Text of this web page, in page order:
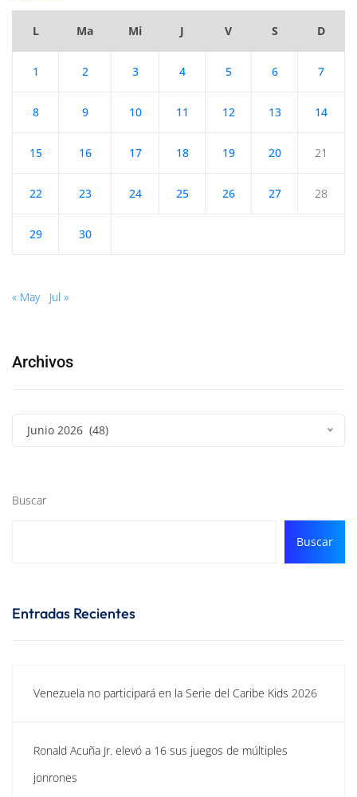
L Ma Mi J V S D
1 2 3 4 5 6 7
8 9 10 11 12 13 14
15 16 17 18 19 20 21
22 23 24 25 26 27 28
29 30
« May Jul »
Archivos
Junio 2026 (48)
Buscar
Buscar
Entradas Recientes
Venezuela no participará en la Serie del Caribe Kids 2026
Ronald Acuña Jr. elevó a 16 sus juegos de múltiples
jonrones